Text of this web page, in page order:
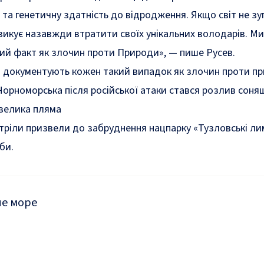
та генетичну здатність до відродження. Якщо світ не
назавжди втратити своїх унікальних володарів. Ми
факт як злочин проти Природи», — пише Русев.
документують кожен такий випадок як злочин проти
після російської атаки стався розлив
пляма
призвели до забруднення нацпарку «Тузловські
море